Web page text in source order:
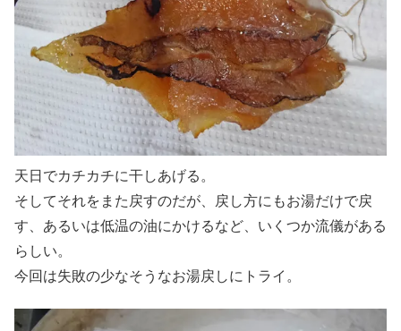
天日でカチカチに干しあげる。
そしてそれをまた戻すのだが、戻し方にもお湯だけで戻
す、あるいは低温の油にかけるなど、いくつか流儀がある
らしい。
今回は失敗の少なそうなお湯戻しにトライ。